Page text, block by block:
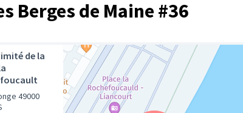
Berges de Maine #36
de la
49000